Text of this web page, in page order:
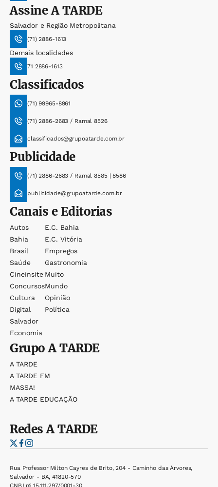
AssineA TARDE
Salvador e Região Metropolitana
(71) 2886-1613
Demais localidades
71 2886-1613
Classificados
(71) 99965-8961
(71) 2886-2683 / Ramal 8526
classificados@grupoatarde.com.br
Publicidade
(71) 2886-2683 / Ramal 8585 | 8586
publicidade@grupoatarde.com.br
Canais e Editorias
Autos
Bahia
Brasil
Saúde
Cineinsite
Concursos
Cultura
Digital
Salvador
Economia
E.c. Bahia
E.c. Vitória
Empregos
Gastronomia
Muito
Mundo
Opinião
Política
GrupoA TARDE
A TARDE
A TARDE FM
MASSA!
A TARDE EDUCAÇÃO
RedesA TARDE
Rua Professor Milton Cayres de Brito, 204 - Caminho das Árvores,
Salvador - BA, 41820-570
CNPJ nº 15.111.297/0001-30